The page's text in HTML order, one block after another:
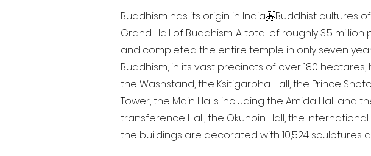
Buddhism has its origin in India Buddhist cultures
Grand Hall of Buddhism. A total of roughly 3.5
and completed the entire temple in only seven
Buddhism, in its vast precincts of over 180
the Washstand, the Ksitigarbha Hall, the Prince
Tower, the Main Halls including the Amida Hall and
transference Hall, the Okunoin Hall, the
the buildings are decorated with 10,524 sculptures